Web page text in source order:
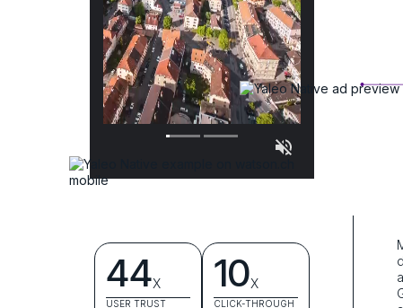
44X
USER TRUST
10X
CLICK-THROUGH